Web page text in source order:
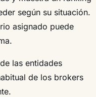
según su situación.
asignado puede
las entidades
de los brokers